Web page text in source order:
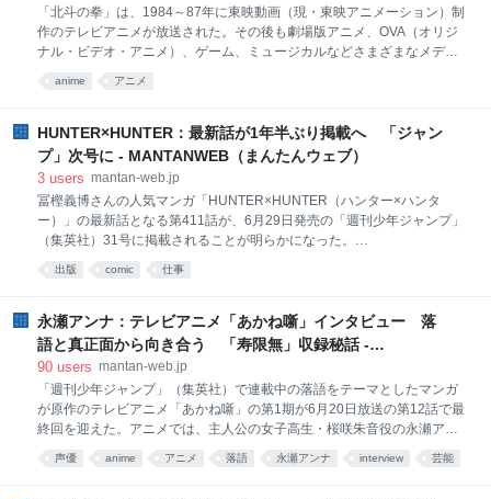
放送された。第3クールが4月からTOKYO MXほかで放送中。
「Dr.STONE」の
「北斗の拳」は、1984～87年に東映動画（現・東映アニメーション）制
作のテレビアニメが放送された。その後も劇場版アニメ、OVA（オリジ
ナル・ビデオ・アニメ）、ゲーム、ミュージカルなどさまざまなメディ
として「マクロスゼロ」「創聖のアクエリオン」などに参加してきた。
アニメの監督を務めるのは初めてだった。「原作をしっかりアニメ化」
することを第一に、令和版アニメを制作しようとした。 「『北斗の拳』
生き方、レイの死に様に僕たちは感銘を受けてきました。ただ、それ
は、原先生や武論尊先生がそうした反応を狙って
anime アニメ
HUNTER×HUNTER：最新話が1年半ぶり掲載へ 「ジャン
プ」次号に - MANTANWEB（まんたんウェブ）
3 users mantan-web.jp
冨樫義博さんの人気マンガ「HUNTER×HUNTER（ハンター×ハンタ
ー）」の最新話となる第411話が、6月29日発売の「週刊少年ジャンプ」
（集英社）31号に掲載されることが明らかになった。
「HUNTER×HUNTER」が「週刊少年ジャンプ」に掲載されるのは、
2024年12月9日発売の同誌2025年2号以来、約1年6カ月ぶりとなる。6
発売記念センターカラー」と掲載された。
出版 comic 仕事
永瀬アンナ：テレビアニメ「あかね噺」インタビュー 落
語と真正面から向き合う 「寿限無」収録秘話 -
MANTANWEB（まんたんウェブ）
90 users mantan-web.jp
「週刊少年ジャンプ」（集英社）で連載中の落語をテーマとしたマンガ
が原作のテレビアニメ「あかね噺」の第1期が6月20日放送の第12話で最
終回を迎えた。アニメでは、主人公の女子高生・桜咲朱音役の永瀬アン
ナさんら声優陣による落語シーンが大きな反響を呼んだ。当然だが、マ
ンガに音は付いていないため、読者の想像に委ねられるところも大き
声優 anime アニメ 落語 永瀬アンナ interview 芸能